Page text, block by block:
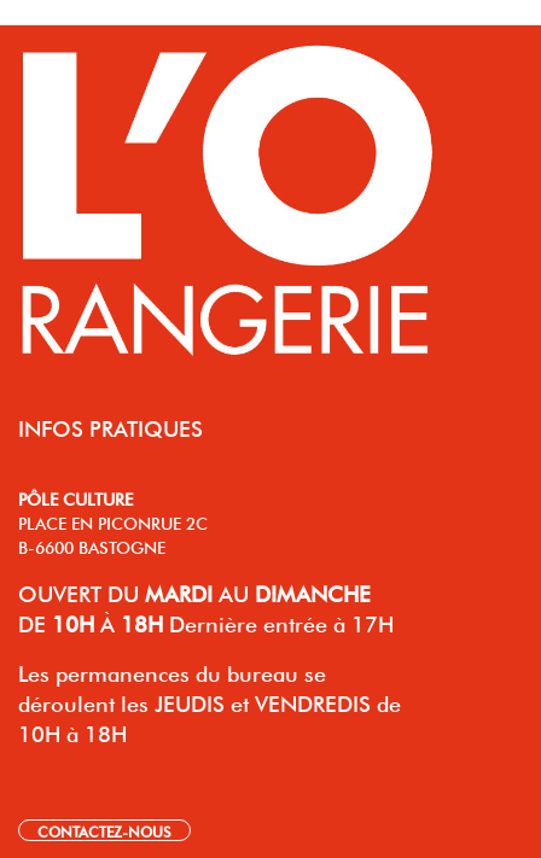
INFOS PRATIQUES
PÔLE CULTURE
PLACE EN PICONRUE 2C
B-6600 BASTOGNE
OUVERT DU MARDI AU DIMANCHE
DE 10H À 18H Dernière entrée à 17H
Les permanences du bureau se
déroulent les JEUDIS et VENDREDIS de
10H à 18H
CONTACTEZ-NOUS